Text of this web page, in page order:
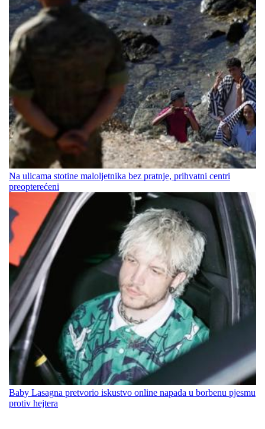
Na ulicama stotine maloljetnika bez pratnje, prihvatni centri
preopterećeni
Baby Lasagna pretvorio iskustvo online napada u borbenu pjesmu
protiv hejtera